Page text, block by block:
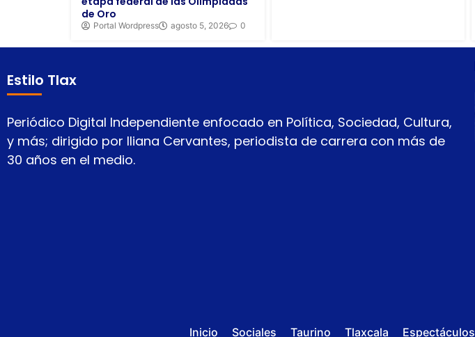
de Oro
Portal Wordpress agosto 5, 2026 0
Estilo Tlax
Periódico Digital Independiente enfocado en Política, Sociedad, Cultura,
y más; dirigido por Iliana Cervantes, periodista de carrera con más de
30 años en el medio.
Inicio Sociales Taurino Tlaxcala Espectáculos